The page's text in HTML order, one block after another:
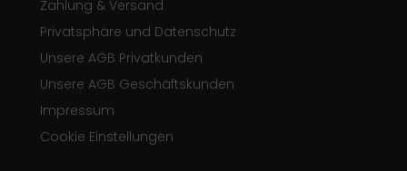
Zahlung & Versand
Privatsphäre und Datenschutz
Unsere AGB Privatkunden
Unsere AGB Geschäftskunden
Impressum
Cookie Einstellungen